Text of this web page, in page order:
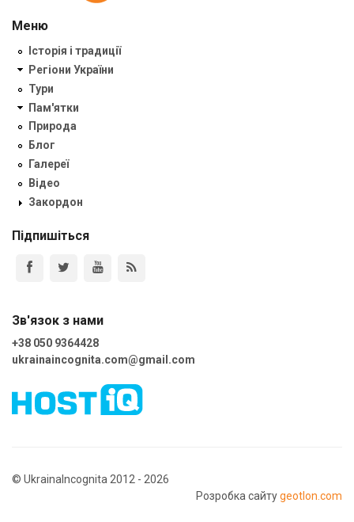
Меню
Історія і традиції
Регіони України
Тури
Пам'ятки
Природа
Блог
Галереї
Відео
Закордон
Підпишіться
Зв'язок з нами
+38 050 9364428
ukrainaincognita.com@gmail.com
© UkrainaIncognita 2012 - 2026
Розробка сайтуgeotlon.com